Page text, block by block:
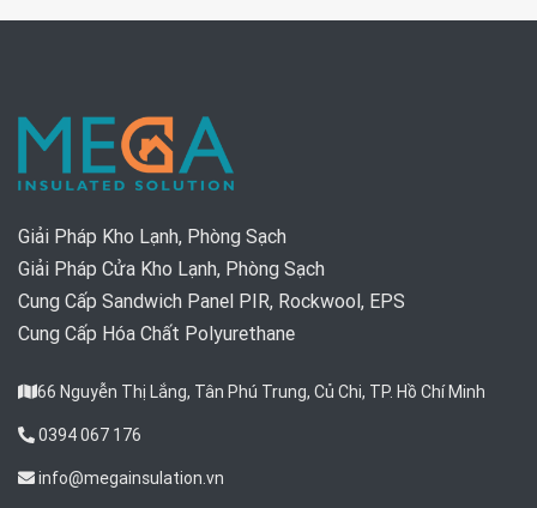
Giải Pháp Kho Lạnh, Phòng Sạch
Giải Pháp Cửa Kho Lạnh, Phòng Sạch
Cung Cấp Sandwich Panel PIR, Rockwool, EPS
Cung Cấp Hóa Chất Polyurethane
66 Nguyễn Thị Lắng, Tân Phú Trung, Củ Chi, TP. Hồ Chí Minh
0394 067 176
info@megainsulation.vn